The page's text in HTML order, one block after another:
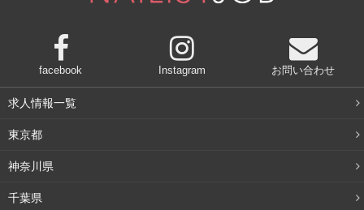
facebook Instagram お問い合わせ
求人情報一覧
東京都
神奈川県
千葉県